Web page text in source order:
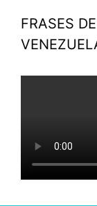
FRASES